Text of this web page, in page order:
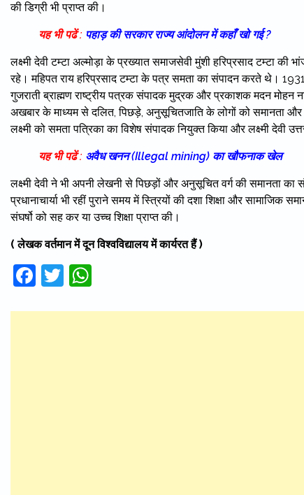
की डिग्री भी प्राप्त की।
यह भी पढें : पहाड़ की सरकार राज्य आंदोलन में कहाँ खो गई ?
लक्ष्मी देवी टम्टा अल्मोड़ा के प्रख्यात समाजसेवी मुंशी हरिप्रसाद टम्टा की
रहे। महिपत राय हरिप्रसाद टम्टा के पत्र समता का संपादन करते थे।
गुजराती ब्राह्मण राष्ट्रीय पत्रक संपादक मुद्रक और प्रकाशक मदन
अखबार के माध्यम से दलित, पिछड़े, अनुसूचितजाति के लोगों को समानता
लक्ष्मी को समता पत्रिका का विशेष संपादक नियुक्त किया और लक्ष्मी देवी
यह भी पढें : अवैध खनन (Illegal mining) का खौफनाक खेल
लक्ष्मी देवी ने भी अपनी लेखनी से पिछड़ों और अनुसूचित वर्ग की समानता
प्रधानाचार्या भी रहीं पुराने समय में स्त्रियों की दशा शिक्षा और सामाजिक
संघर्षो को सह कर या उच्च शिक्षा प्राप्त की।
( लेखक वर्तमान में दून विश्वविद्यालय में कार्यरत हैं )
Facebook
Twitter